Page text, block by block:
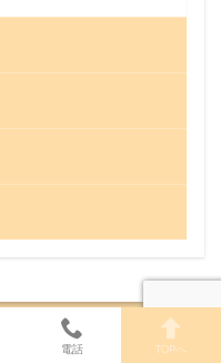
電話 TOPへ